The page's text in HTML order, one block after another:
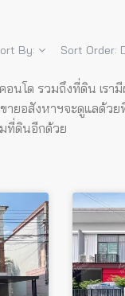
By: Sort Order:
โด รวมถึงที่ดิน เรามี
ขายอสังหาฯจะดูแลด้
ที่ดินอีกด้วย